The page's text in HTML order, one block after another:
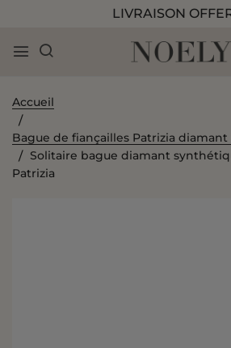
LIVRAISON
Accueil
Bague de fiançailles Patrizia
Solitaire bague diamant
Patrizia